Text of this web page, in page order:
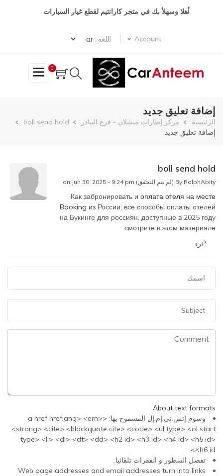
أهلا وسهلأ بك في متجر كارانتيم لقطع غيار السيارات
Account اللغه :
Select your language
0
إضافة تعليق جديد
مسار
الرئيسية مركز إطارات ميشلان - فرع البيادر
boll send hold
إضافة تعليق جديد
boll send hold
By RalphAbity (لم يتم التحقق)
Как забронировать и оплата отеля на месте
Booking из России, все способы оплаты отелей
на Букинге для россиян, доступные в 2025 году
смотрите в этом материале
رد
About text formats
وسوم إتش.تي.إم.إل المسموح بها: <a href hreflang> <em>
<strong> <cite> <blockquote cite> <code> <ul type> <ol start
type> <li> <dl> <dt> <dd> <h2 id> <h3 id> <h4 id> <h5 id>
<h6 id>
تفصل السطور و الفقرات تلقائيا.
Web page addresses and email addresses turn into links